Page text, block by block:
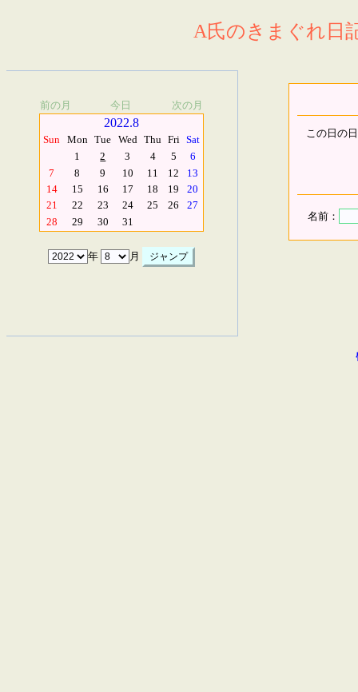
A氏のきまぐれ日
前の月 今日 次の月
2022.8
Sun Mon Tue Wed Thu Fri Sat
1
2 3 4 5
6
7
8 9 10 11 12
13
14
15 16 17 18 19
20
21
22 23 24 25 26
27
28
29 30 31
年 月
この日の
名前：